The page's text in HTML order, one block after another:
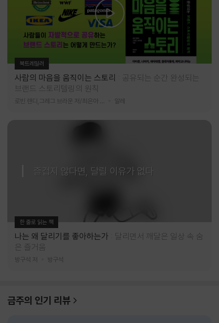
북트레일러
사람의 마음을 움직이는 스토리
공유되는 순간 완성되는
브랜드 스토리텔링의 원칙
알레
즐겁지 않다면, 달릴 이유가 없다
한 줄로 읽는 책
나는 왜 달리기를 좋아하는가
달리면서 깨달은 일상 속 숨
은 즐거움
방구석 저 방구석
금주의 인기 리뷰